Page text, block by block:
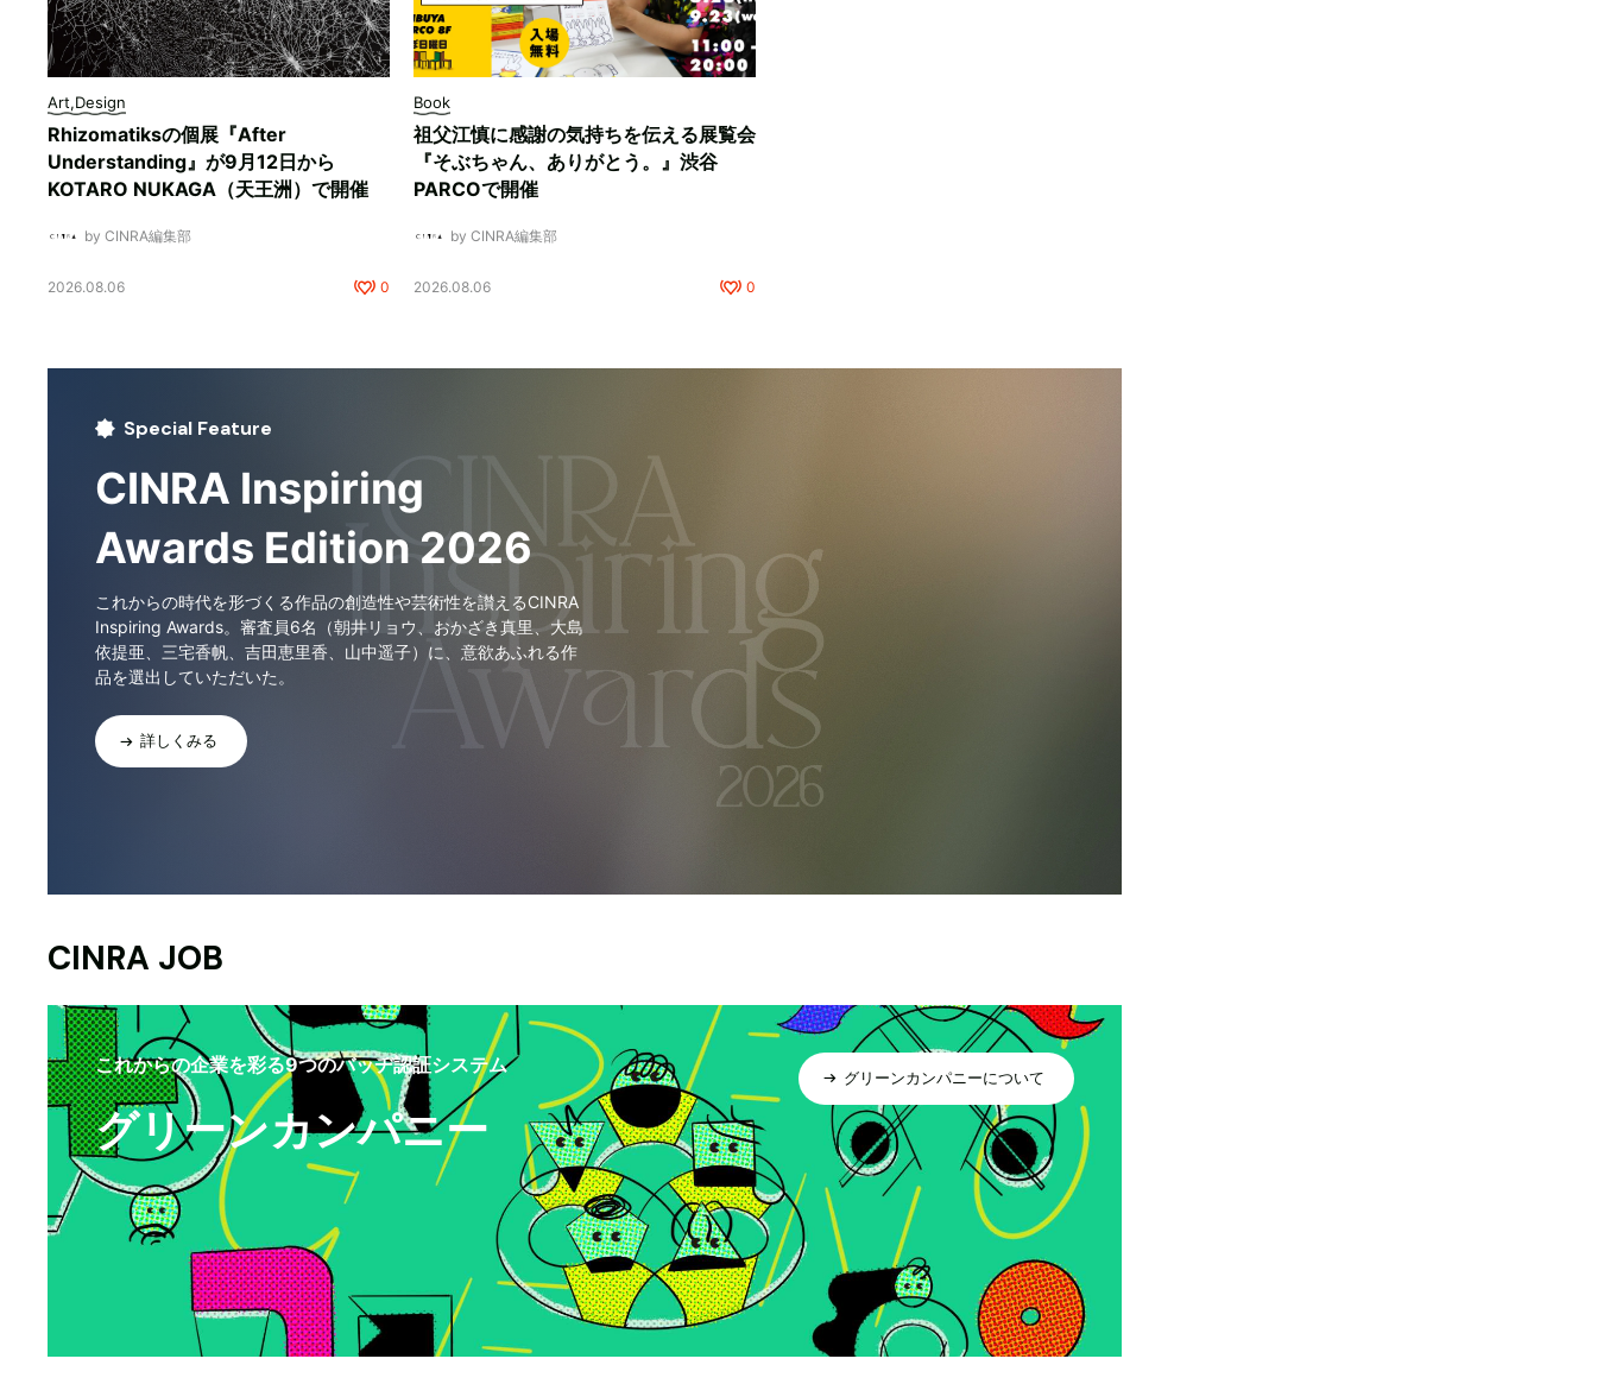
Art,Design
Rhizomatiksの個展『After
Understanding』が9月12日から
KOTARO NUKAGA（天王洲）で開催
by CINRA編集部
2026.08.06 0
Book
祖父江慎に感謝の気持ちを伝える展覧会
『そぶちゃん、ありがとう。』渋谷
PARCOで開催
by CINRA編集部
2026.08.06 0
Special Feature
CINRA Inspiring
Awards Edition 2026
これからの時代を形づくる作品の創造性や芸術性を讃えるCINRA
Inspiring Awards。審査員6名（朝井リョウ、おかざき真里、大島
依提亜、三宅香帆、吉田恵里香、山中遥子）に、意欲あふれる作
品を選出していただいた。
詳しくみる
CINRA JOB
これからの企業を彩る9つのバッヂ認証システム
グリーンカンパニー
グリーンカンパニーについて